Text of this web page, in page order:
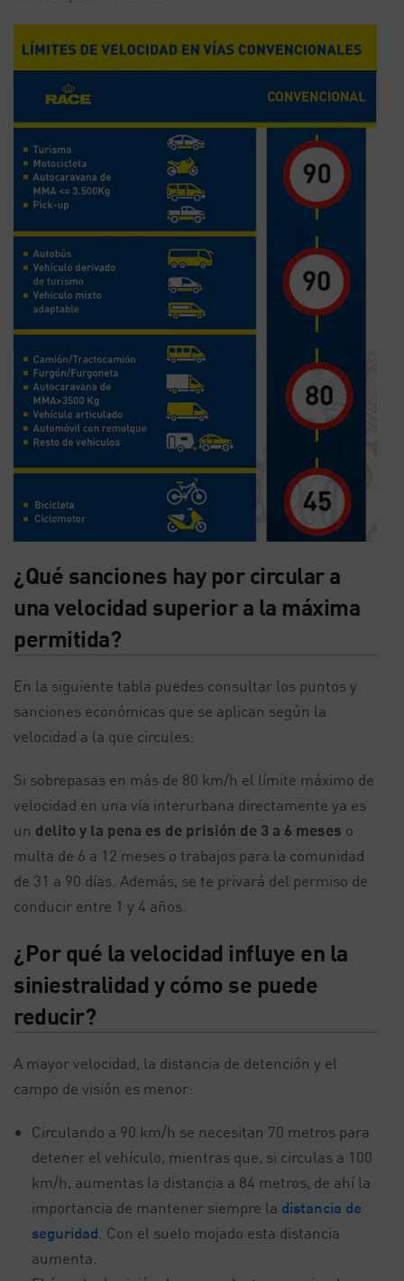
¿Qué sanciones hay por circular a
una velocidad superior a la máxima
permitida?
En la siguiente tabla puedes consultar los puntos y
sanciones económicas que se aplican según la
velocidad a la que circules:
Si sobrepasas en más de 80 km/h el límite máximo de
velocidad en una vía interurbana directamente ya es
un delito y la pena es de prisión de 3 a 6 meses o
multa de 6 a 12 meses o trabajos para la comunidad
de 31 a 90 días. Además, se te privará del permiso de
conducir entre 1 y 4 años.
¿Por qué la velocidad influye en la
siniestralidad y cómo se puede
reducir?
A mayor velocidad, la distancia de detención y el
campo de visión es menor:
Circulando a 90 km/h se necesitan 70 metros para
detener el vehículo, mientras que, si circulas a 100
km/h, aumentas la distancia a 84 metros, de ahí la
importancia de mantener siempre la distancia de
seguridad . Con el suelo mojado esta distancia
aumenta.